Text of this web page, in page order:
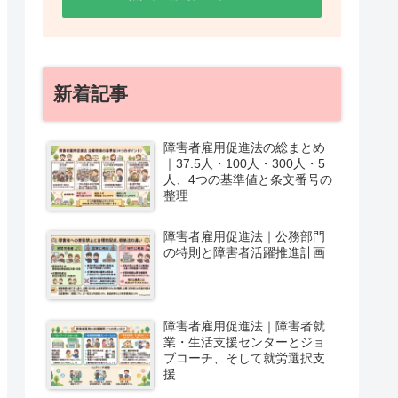
新着記事
障害者雇用促進法の総まとめ
｜37.5人・100人・300人・5
人、4つの基準値と条文番号の
整理
障害者雇用促進法｜公務部門
の特則と障害者活躍推進計画
障害者雇用促進法｜障害者就
業・生活支援センターとジョ
ブコーチ、そして就労選択支
援